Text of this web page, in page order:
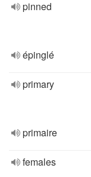
pinned
épinglé
primary
primaire
females